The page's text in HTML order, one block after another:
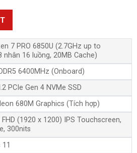
7 PRO 6850U (2.7GHz up to
nhân 16 luồng, 20MB Cache)
6400MHz (Onboard)
PCIe Gen 4 NVMe SSD
680M Graphics (Tích hợp)
FHD (1920 x 1200) IPS Touchscreen,
300nits